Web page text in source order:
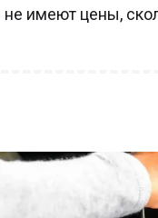
не имеют цены,